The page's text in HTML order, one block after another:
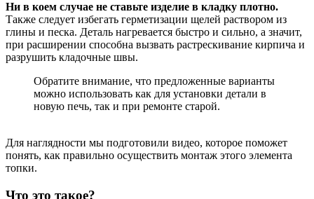
Ни в коем случае не ставьте изделие в кладку плотно.
Также следует избегать герметизации щелей раствором из
глины и песка. Деталь нагревается быстро и сильно, а значит,
при расширении способна вызвать растрескивание кирпича и
разрушить кладочные швы.
Обратите внимание, что предложенные варианты
можно использовать как для установки детали в
новую печь, так и при ремонте старой.
Для наглядности мы подготовили видео, которое поможет
понять, как правильно осуществить монтаж этого элемента
топки.
Что это такое?